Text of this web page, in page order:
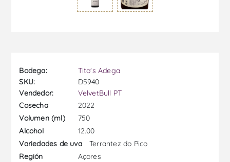
Bodega:
Tito's Adega
SKU:
D5940
Vendedor:
VelvetBull PT
Cosecha
2022
Volumen (ml)
750
Alcohol
12.00
Variedades de uva
Terrantez do Pico
Región
Açores